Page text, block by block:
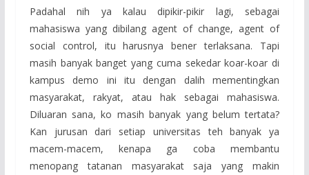
Padahal nih ya kalau dipikir-pikir lagi, sebagai
mahasiswa yang dibilang agent of change, agent of
social control, itu harusnya bener terlaksana. Tapi
masih banyak banget yang cuma sekedar koar-koar di
kampus demo ini itu dengan dalih mementingkan
masyarakat, rakyat, atau hak sebagai mahasiswa.
Diluaran sana, ko masih banyak yang belum tertata?
Kan jurusan dari setiap universitas teh banyak ya
macem-macem, kenapa ga coba membantu
menopang tatanan masyarakat saja yang makin